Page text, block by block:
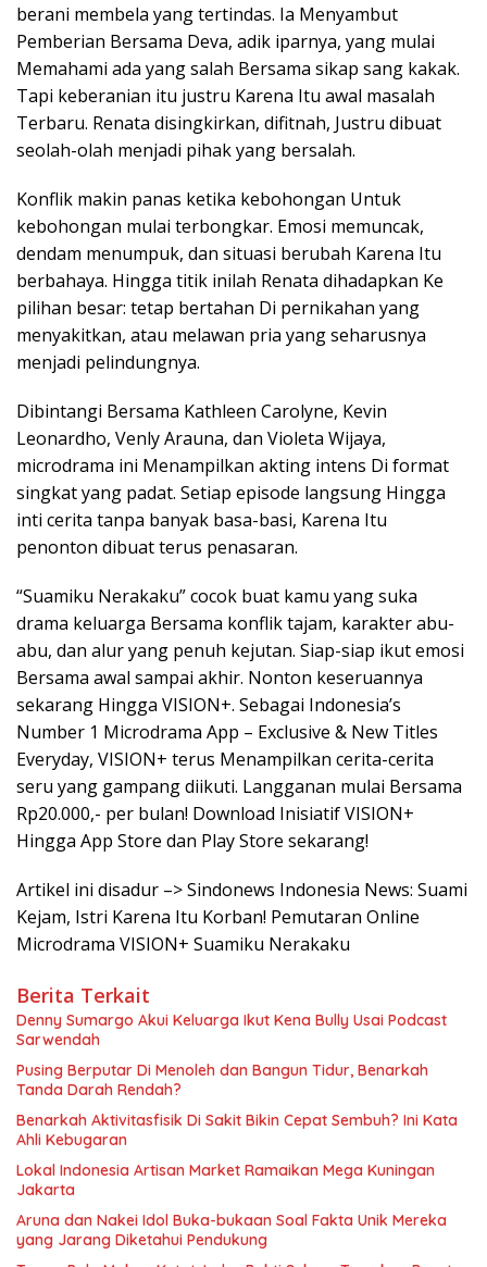
berani membela yang tertindas. Ia Menyambut
Pemberian Bersama Deva, adik iparnya, yang mulai
Memahami ada yang salah Bersama sikap sang kakak.
Tapi keberanian itu justru Karena Itu awal masalah
Terbaru. Renata disingkirkan, difitnah, Justru dibuat
seolah-olah menjadi pihak yang bersalah.
Konflik makin panas ketika kebohongan Untuk
kebohongan mulai terbongkar. Emosi memuncak,
dendam menumpuk, dan situasi berubah Karena Itu
berbahaya. Hingga titik inilah Renata dihadapkan Ke
pilihan besar: tetap bertahan Di pernikahan yang
menyakitkan, atau melawan pria yang seharusnya
menjadi pelindungnya.
Dibintangi Bersama Kathleen Carolyne, Kevin
Leonardho, Venly Arauna, dan Violeta Wijaya,
microdrama ini Menampilkan akting intens Di format
singkat yang padat. Setiap episode langsung Hingga
inti cerita tanpa banyak basa-basi, Karena Itu
penonton dibuat terus penasaran.
“Suamiku Nerakaku” cocok buat kamu yang suka
drama keluarga Bersama konflik tajam, karakter abu-
abu, dan alur yang penuh kejutan. Siap-siap ikut emosi
Bersama awal sampai akhir. Nonton keseruannya
sekarang Hingga VISION+. Sebagai Indonesia’s
Number 1 Microdrama App – Exclusive & New Titles
Everyday, VISION+ terus Menampilkan cerita-cerita
seru yang gampang diikuti. Langganan mulai Bersama
Rp20.000,- per bulan! Download Inisiatif VISION+
Hingga App Store dan Play Store sekarang!
Artikel ini disadur –> Sindonews Indonesia News: Suami
Kejam, Istri Karena Itu Korban! Pemutaran Online
Microdrama VISION+ Suamiku Nerakaku
Berita Terkait
Denny Sumargo Akui Keluarga Ikut Kena Bully Usai Podcast
Sarwendah
Pusing Berputar Di Menoleh dan Bangun Tidur, Benarkah
Tanda Darah Rendah?
Benarkah Aktivitasfisik Di Sakit Bikin Cepat Sembuh? Ini Kata
Ahli Kebugaran
Lokal Indonesia Artisan Market Ramaikan Mega Kuningan
Jakarta
Aruna dan Nakei Idol Buka-bukaan Soal Fakta Unik Mereka
yang Jarang Diketahui Pendukung